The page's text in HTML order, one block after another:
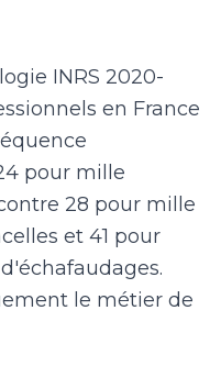
INRS 2020-
en France
pour mille
28 pour mille
et 41 pour
le métier de